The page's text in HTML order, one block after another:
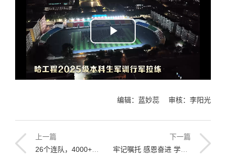
Play
Video
编辑：蓝妙蕊 审核：李阳光
上一篇
26个连队，4000+哈军工传人集结完毕！请检阅！
下一篇
牢记嘱托 感恩奋进 学校举行庆祝第41个教师节表彰大会